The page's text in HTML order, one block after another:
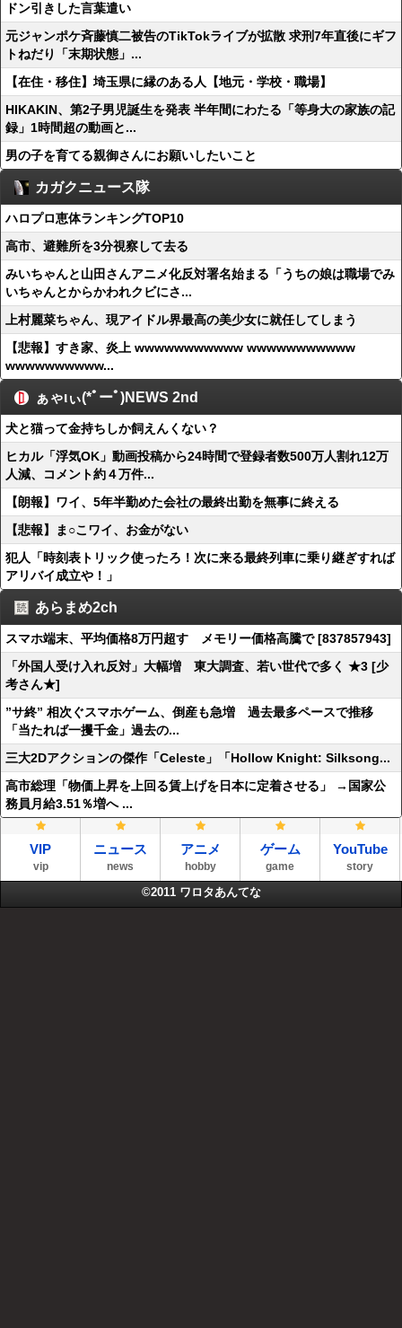
ドン引きした言葉遣い
元ジャンポケ斉藤慎二被告のTikTokライブが拡散 求刑7年直後にギフ
トねだり「末期状態」...
【在住・移住】埼玉県に縁のある人【地元・学校・職場】
HIKAKIN、第2子男児誕生を発表 半年間にわたる「等身大の家族の記
録」1時間超の動画と...
男の子を育てる親御さんにお願いしたいこと
カガクニュース隊
ハロプロ恵体ランキングTOP10
高市、避難所を3分視察して去る
みいちゃんと山田さんアニメ化反対署名始まる「うちの娘は職場でみ
いちゃんとからかわれクビにさ...
上村麗菜ちゃん、現アイドル界最高の美少女に就任してしまう
【悲報】すき家、炎上 wwwwwwwwwww wwwwwwwwwww
wwwwwwwwww...
ぁゃιぃ(*ﾟーﾟ)NEWS 2nd
犬と猫って金持ちしか飼えんくない？
ヒカル「浮気OK」動画投稿から24時間で登録者数500万人割れ12万
人減、コメント約４万件...
【朗報】ワイ、5年半勤めた会社の最終出勤を無事に終える
【悲報】ま○こワイ、お金がない
犯人「時刻表トリック使ったろ！次に来る最終列車に乗り継ぎすれば
アリバイ成立や！」
あらまめ2ch
スマホ端末、平均価格8万円超す メモリー価格高騰で [837857943]
「外国人受け入れ反対」大幅増 東大調査、若い世代で多く ★3 [少
考さん★]
”サ終” 相次ぐスマホゲーム、倒産も急増 過去最多ペースで推移
「当たれば一攫千金」過去の...
三大2Dアクションの傑作「Celeste」「Hollow Knight: Silksong...
高市総理「物価上昇を上回る賃上げを日本に定着させる」 →国家公
務員月給3.51％増へ ...
VIP
vip
ニュース
news
アニメ
hobby
ゲーム
game
YouTube
story
©2011 ワロタあんてな